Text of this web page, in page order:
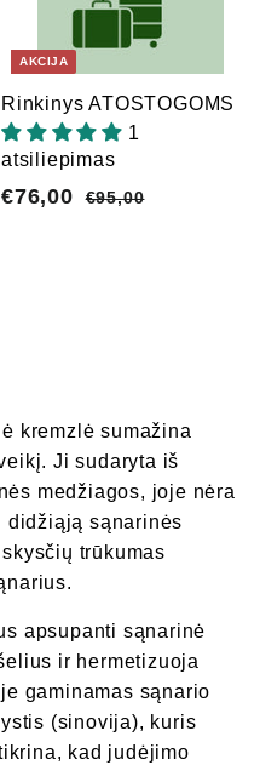
AKCIJA
Rinkinys ATOSTOGOMS
1
atsiliepimas
A
a
i
n
a
€76,00 €Į
a
i
n
a
€95,00€
kremzlė sumažina
Ji sudaryta iš
medžiagos, joje nėra
didžiąją sąnarinės
trūkumas
apsupanti sąnarinė
ir hermetizuoja
gaminamas sąnario
(sinovija), kuris
kad judėjimo